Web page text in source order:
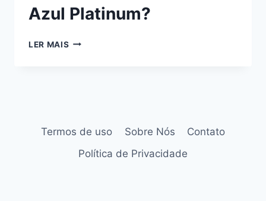
Azul Platinum?
LER MAIS
Termos de uso Sobre Nós
Contato
Política de Privacidade